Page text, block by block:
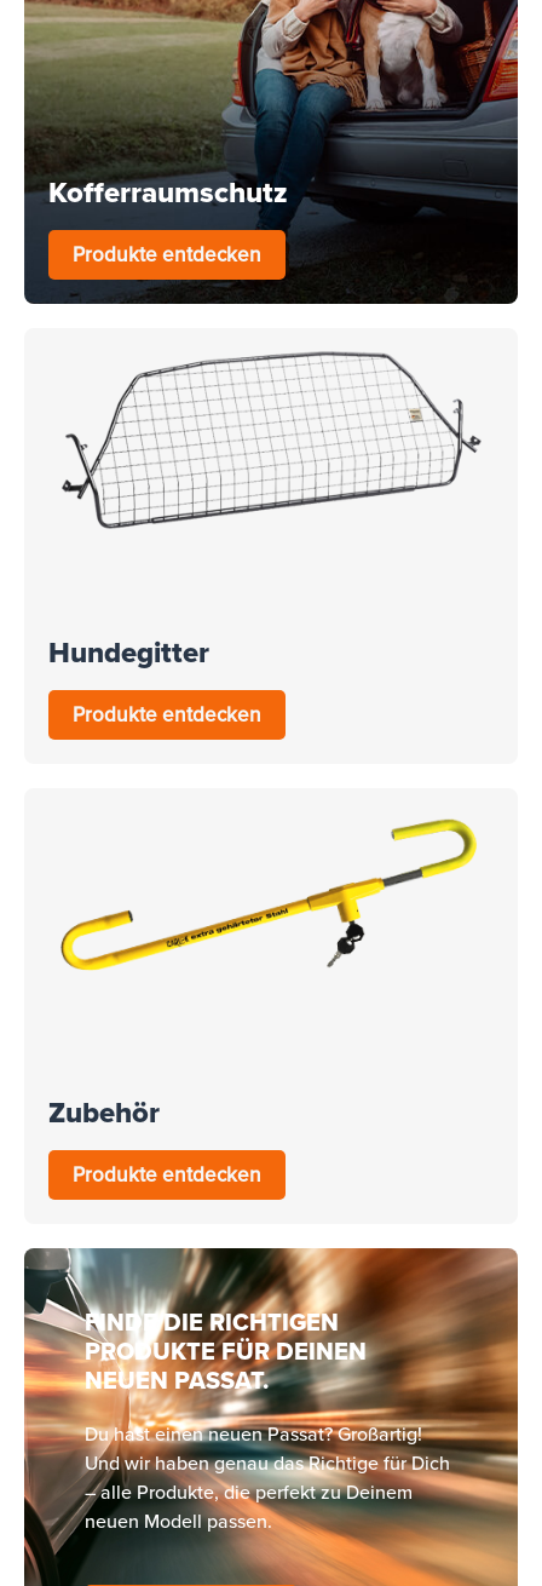
Kofferraumschutz
Produkte entdecken
Hundegitter
Produkte entdecken
Zubehör
Produkte entdecken
FINDE DIE RICHTIGEN
PRODUKTE FÜR DEINEN
NEUEN PASSAT.
Du hast einen neuen Passat? Großartig!
Und wir haben genau das Richtige für Dich
– alle Produkte, die perfekt zu Deinem
neuen Modell passen.